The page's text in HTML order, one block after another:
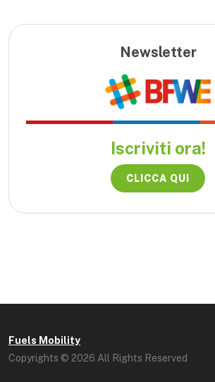
Newsletter
Iscriviti ora!
CLICCA QUI
Fuels Mobility
Copyrights © 2026 All Rights Reserved